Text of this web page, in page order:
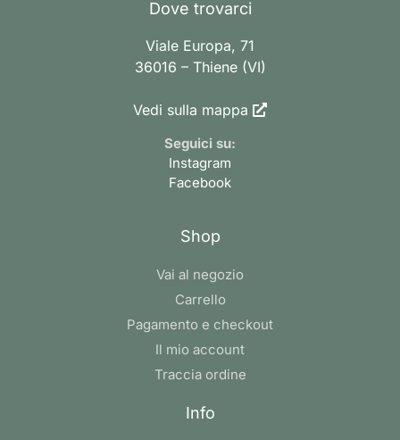
Dove trovarci
Viale Europa, 71
36016 – Thiene (VI)
Vedi sulla mappa
Seguici su:
Instagram
Facebook
Shop
Vai al negozio
Carrello
Pagamento e checkout
Il mio account
Traccia ordine
Info